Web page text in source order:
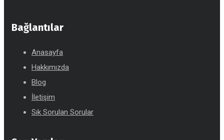
Bağlantılar
Anasayfa
Hakkımızda
Blog
İletişim
Sık Sorulan Sorular